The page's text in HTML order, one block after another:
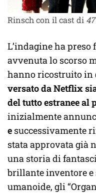
Rinsch con il cast di
L’indagine ha
avvenuta lo scorso
hanno ricostruito in
versato da Netflix
del tutto estranee al
inizialmente
e successivamente
stata approvata già
una storia di
brillante inventore e
umanoide, gli